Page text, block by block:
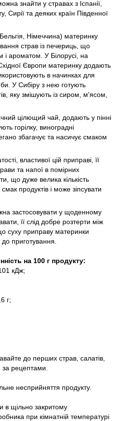
знайти у стравах з Іспанії,
Сирії та деяких країн Південної
Німеччина) материнку
страв із печериць, що
і ароматом. У Білорусі, на
Європи материнку додають
в начинках для
У Сибіру з нею готують
яку змішують із сиром, м'ясом,
цілющий чай, додають у пінні
горілку, виноградні
збагачує та насичує смаком
властивої цій приправі, її
та напої в помірних
що дуже велика кількість
продуктів і може зіпсувати
застосовувати у щоденному
її слід добре розтерти між
суху приправу материнки
приготування.
на 100 г продукту:
кДж;
г;
до перших страв, салатів,
за рецептами.
несприйняття продукту.
в щільно закритому
при кімнатній температурі